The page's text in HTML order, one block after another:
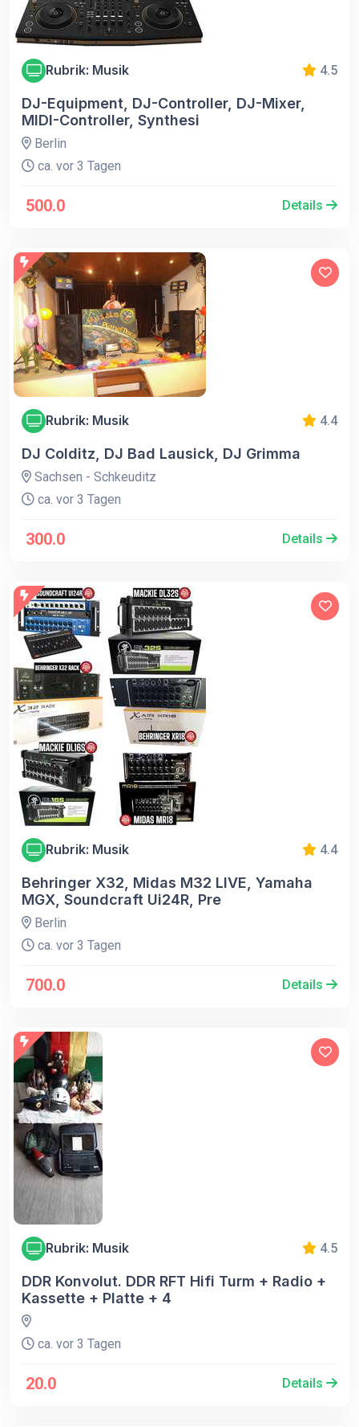
Rubrik: Musik 4.5
DJ-Equipment, DJ-Controller, DJ-Mixer,
MIDI-Controller, Synthesi
Berlin
ca. vor 3 Tagen
500.0 Details
Rubrik: Musik 4.4
DJ Colditz, DJ Bad Lausick, DJ Grimma
Sachsen - Schkeuditz
ca. vor 3 Tagen
300.0 Details
Rubrik: Musik 4.4
Behringer X32, Midas M32 LIVE, Yamaha
MGX, Soundcraft Ui24R, Pre
Berlin
ca. vor 3 Tagen
700.0 Details
Rubrik: Musik 4.5
DDR Konvolut. DDR RFT Hifi Turm + Radio +
Kassette + Platte + 4
ca. vor 3 Tagen
20.0 Details